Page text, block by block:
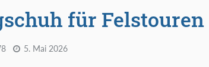
für
5. Mai 2026